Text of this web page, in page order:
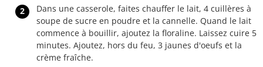
2
Dans une casserole, faites chauffer le lait, 4 cuillères à
soupe de sucre en poudre et la cannelle. Quand le lait
commence à bouillir, ajoutez la floraline. Laissez cuire 5
minutes. Ajoutez, hors du feu, 3 jaunes d'oeufs et la
crème fraîche.